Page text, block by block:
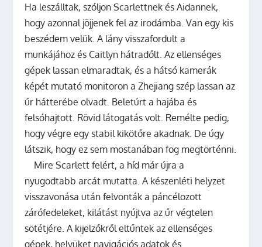
Ha leszálltak, szóljon Scarlettnek és Aidannek,
hogy azonnal jöjjenek fel az irodámba. Van egy kis
beszédem velük. A lány visszafordult a
munkájához és Caitlyn hátradőlt. Az ellenséges
gépek lassan elmaradtak, és a hátsó kamerák
képét mutató monitoron a Zhejiang szép lassan az
űr hátterébe olvadt. Beletúrt a hajába és
felsóhajtott. Rövid látogatás volt. Remélte pedig,
hogy végre egy stabil kikötőre akadnak. De úgy
látszik, hogy ez sem mostanában fog megtörténni.
Mire Scarlett felért, a híd már újra a
nyugodtabb arcát mutatta. A készenléti helyzet
visszavonása után felvonták a páncélozott
zárófedeleket, kilátást nyújtva az űr végtelen
sötétjére. A kijelzőkről eltűntek az ellenséges
gépek, helyüket navigációs adatok és